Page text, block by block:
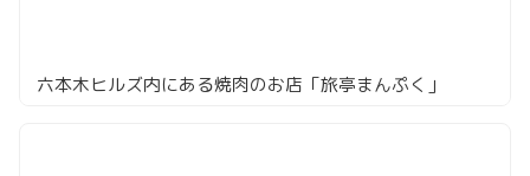
六本木ヒルズ内にある焼肉のお店「旅亭まんぷく」